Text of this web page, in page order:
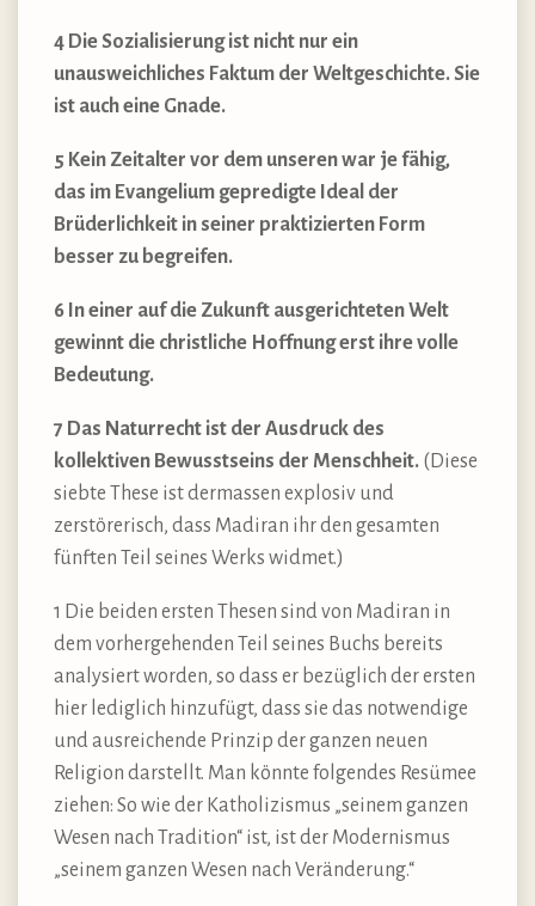
4 Die Sozialisierung ist nicht nur ein
unausweichliches Faktum der Weltgeschichte. Sie
ist auch eine Gnade.
5 Kein Zeitalter vor dem unseren war je fähig,
das im Evangelium gepredigte Ideal der
Brüderlichkeit in seiner praktizierten Form
besser zu begreifen.
6 In einer auf die Zukunft ausgerichteten Welt
gewinnt die christliche Hoffnung erst ihre volle
Bedeutung.
7 Das Naturrecht ist der Ausdruck des
kollektiven Bewusstseins der Menschheit. (Diese
siebte These ist dermassen explosiv und
zerstörerisch, dass Madiran ihr den gesamten
fünften Teil seines Werks widmet.)
1 Die beiden ersten Thesen sind von Madiran in
dem vorhergehenden Teil seines Buchs bereits
analysiert worden, so dass er bezüglich der ersten
hier lediglich hinzufügt, dass sie das notwendige
und ausreichende Prinzip der ganzen neuen
Religion darstellt. Man könnte folgendes Resümee
ziehen: So wie der Katholizismus „seinem ganzen
Wesen nach Tradition“ ist, ist der Modernismus
„seinem ganzen Wesen nach Veränderung.“